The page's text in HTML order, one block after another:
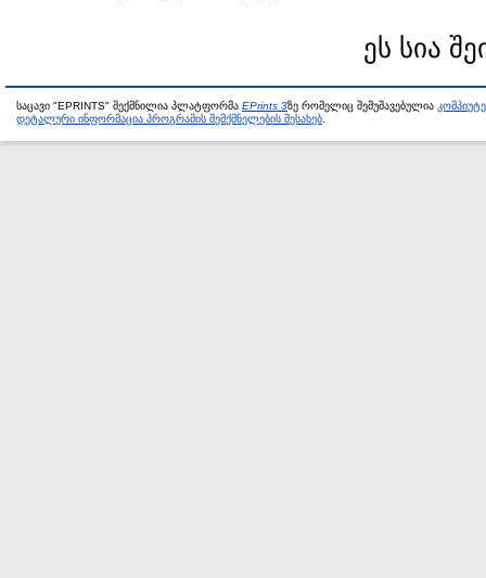
ეს სია
საცავი "EPRINTS" შექმნილია პლატფორმა EPrints 3ზე რომელიც შემუშავებულია
დეტალური ინფორმაცია პროგრამის შემქმნელების შესახებ